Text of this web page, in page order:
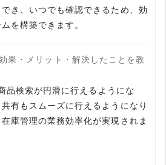
き、いつでも確認できるため、効
を構築できます。
果・メリット・解決したことを教
品検索が円滑に行えるようにな
有もスムーズに行えるようになり
庫管理の業務効率化が実現されま